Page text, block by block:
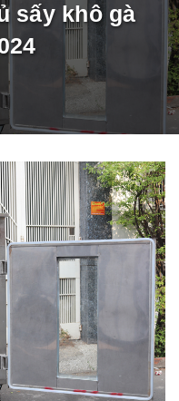
sấy khô gà